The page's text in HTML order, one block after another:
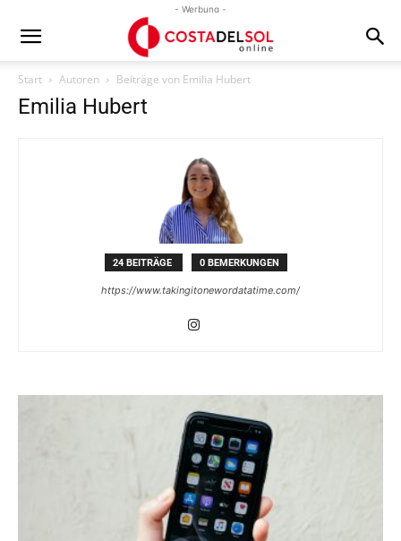
- Werbung -
Start Autoren Beiträge von Emilia Hubert
Emilia Hubert
24 BEITRÄGE 0 BEMERKUNGEN
https://www.takingitonewordatatime.com/